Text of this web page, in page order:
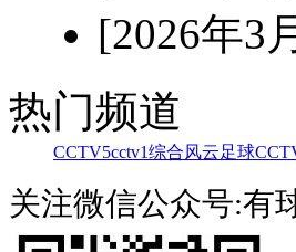
[2026年3
热门频道
CCTV5cctv1综合风云足球
关注微信公众号:有